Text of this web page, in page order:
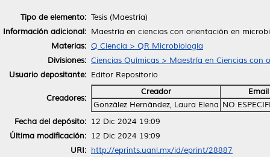
Tipo de elemento: Tesis (Maestría)
Información adicional: Maestría en ciencias con orientación en
Materias: Q Ciencia > QR Microbiología
Divisiones: Ciencias Químicas > Maestría en Ciencias
Usuario depositante: Editor Repositorio
Creadores:
Creador
Email
González Hernández, Laura Elena NO
Fecha del depósito: 12 Dic 2024 19:09
Última modificación: 12 Dic 2024 19:09
URI: http://eprints.uanl.mx/id/eprint/28887